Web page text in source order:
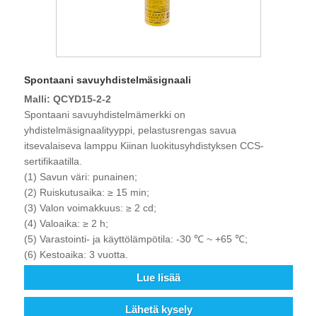
Spontaani savuyhdistelmäsignaali
Malli: QCYD15-2-2
Spontaani savuyhdistelmämerkki on
yhdistelmäsignaalityyppi, pelastusrengas savua
itsevalaiseva lamppu Kiinan luokitusyhdistyksen CCS-
sertifikaatilla.
(1) Savun väri: punainen;
(2) Ruiskutusaika: ≥ 15 min;
(3) Valon voimakkuus: ≥ 2 cd;
(4) Valoaika: ≥ 2 h;
(5) Varastointi- ja käyttölämpötila: -30 ℃ ~ +65 ℃;
(6) Kestoaika: 3 vuotta.
Lue lisää
Lähetä kysely